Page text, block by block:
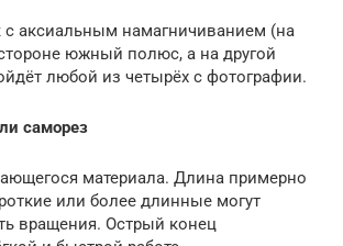
с аксиальным намагничиванием (на
южный полюс, а на другой
любой из четырёх с фотографии.
саморез
материала. Длина примерно
или более длинные могут
вращения. Острый конец